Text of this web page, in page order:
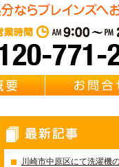
リサイクル Brainz
会社概要
川崎市中原区にて洗濯機